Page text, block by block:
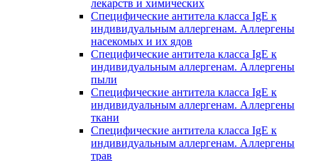
лекарств и химических
Специфические антитела класса IgE к
индивидуальным аллергенам. Аллергены
насекомых и их ядов
Специфические антитела класса IgE к
индивидуальным аллергенам. Аллергены
пыли
Специфические антитела класса IgE к
индивидуальным аллергенам. Аллергены
ткани
Специфические антитела класса IgE к
индивидуальным аллергенам. Аллергены
трав